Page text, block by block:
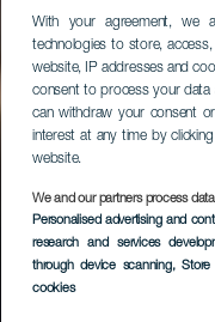
With your agreement, we
technologies to store,
website, IP addresses and
consent to process your data
can withdraw your consent
interest at any time by
website.
We and our partners process
Personalised advertising and
research and services
through device scanning, Store
cookies